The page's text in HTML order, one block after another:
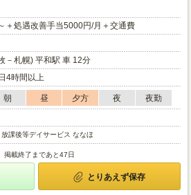
＋処遇改善手当5000円/月＋交通費
－札幌) 平和駅 車 12分
4時間以上
朝 昼 夕方 夜
夜勤
放課後等デイサービス ななほ
掲載終了まであと47日
とりあえず保存